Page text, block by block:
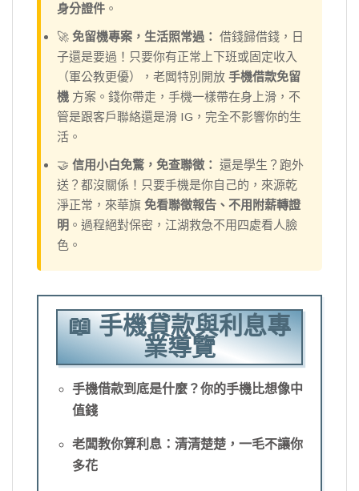
身分證件 。
🚀 免留機專案，生活照常過： 借錢歸借錢，日
子還是要過！只要你有正常上下班或固定收入
（軍公教更優），老闆特別開放 手機借款免留
機 方案。錢你帶走，手機一樣帶在身上滑，不
管是跟客戶聯絡還是滑 IG，完全不影響你的生
活。
🤝 信用小白免驚，免查聯徵： 還是學生？跑外
送？都沒關係！只要手機是你自己的，來源乾
淨正常，來華旗 免看聯徵報告、不用附薪轉證
明 。過程絕對保密，江湖救急不用四處看人臉
色。
📖 手機貸款與利息專
業導覽
手機借款到底是什麼？你的手機比想像中
值錢
老闆教你算利息：清清楚楚，一毛不讓你
多花